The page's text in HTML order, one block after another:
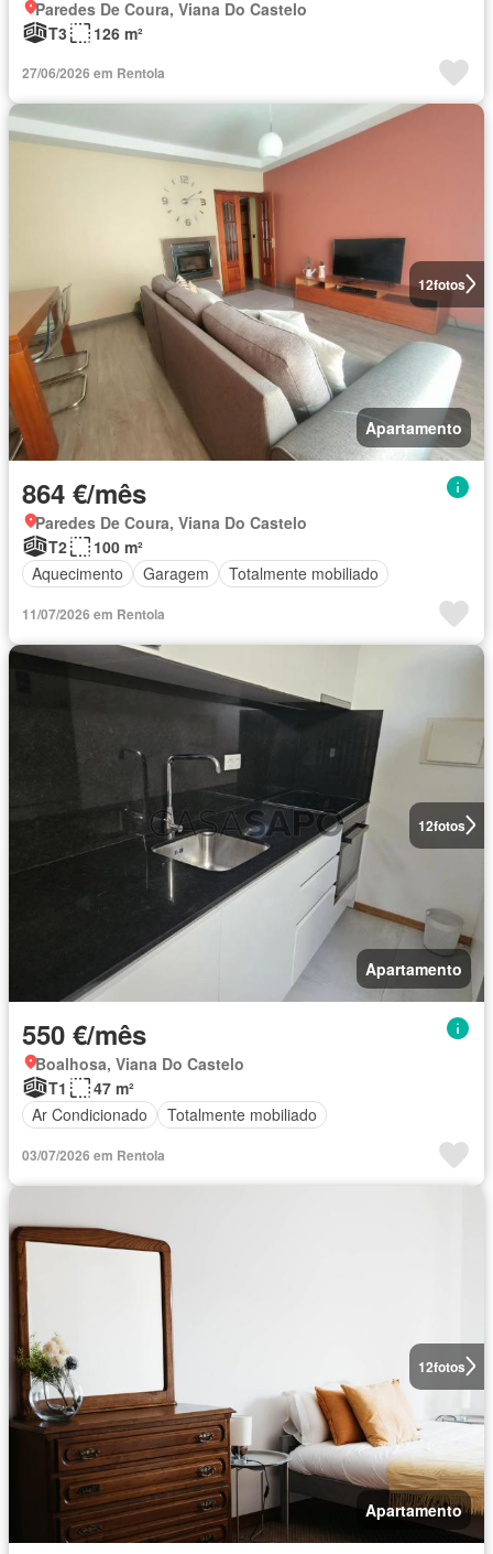
Paredes De Coura, Viana Do Castelo
T3
126 m²
27/06/2026 em Rentola
12fotos
Apartamento
864 €/mês
Paredes De Coura, Viana Do Castelo
T2
100 m²
Aquecimento
Garagem Totalmente mobiliado
11/07/2026 em Rentola
12fotos
Apartamento
550 €/mês
Boalhosa, Viana Do Castelo
T1
47 m²
Ar Condicionado
Totalmente mobiliado
03/07/2026 em Rentola
12fotos
Apartamento